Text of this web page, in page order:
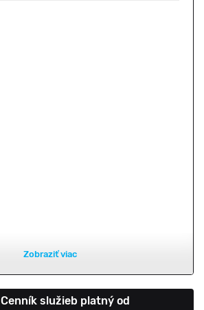
Zobraziť viac
Cenník služieb platný od